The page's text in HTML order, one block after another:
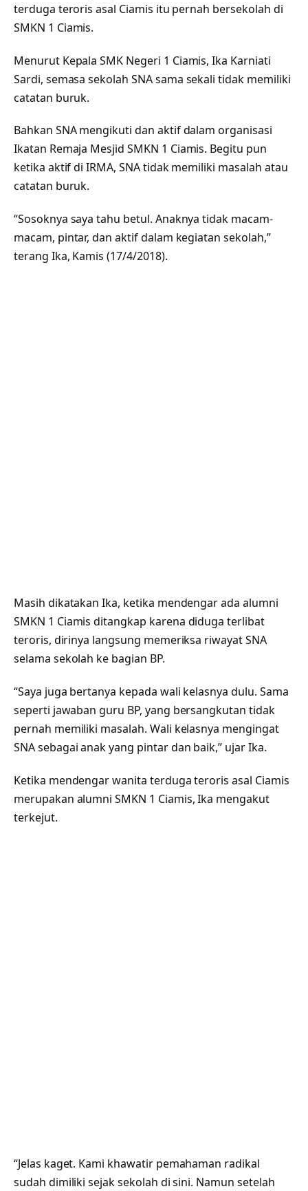
terduga teroris asal Ciamis itu pernah bersekolah di
SMKN 1 Ciamis.
Menurut Kepala SMK Negeri 1 Ciamis, Ika Karniati
Sardi, semasa sekolah SNA sama sekali tidak memiliki
catatan buruk.
Bahkan SNA mengikuti dan aktif dalam organisasi
Ikatan Remaja Mesjid SMKN 1 Ciamis. Begitu pun
ketika aktif di IRMA, SNA tidak memiliki masalah atau
catatan buruk.
“Sosoknya saya tahu betul. Anaknya tidak macam-
macam, pintar, dan aktif dalam kegiatan sekolah,”
terang Ika, Kamis (17/4/2018).
Masih dikatakan Ika, ketika mendengar ada alumni
SMKN 1 Ciamis ditangkap karena diduga terlibat
teroris, dirinya langsung memeriksa riwayat SNA
selama sekolah ke bagian BP.
“Saya juga bertanya kepada wali kelasnya dulu. Sama
seperti jawaban guru BP, yang bersangkutan tidak
pernah memiliki masalah. Wali kelasnya mengingat
SNA sebagai anak yang pintar dan baik,” ujar Ika.
Ketika mendengar wanita terduga teroris asal Ciamis
merupakan alumni SMKN 1 Ciamis, Ika mengakut
terkejut.
“Jelas kaget. Kami khawatir pemahaman radikal
sudah dimiliki sejak sekolah di sini. Namun setelah